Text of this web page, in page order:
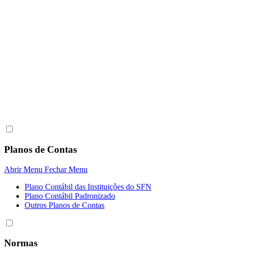
Planos de Contas
Abrir Menu Fechar Menu
Plano Contábil das Instituiçôes do SFN
Plano Contábil Padronizado
Outros Planos de Contas
Normas